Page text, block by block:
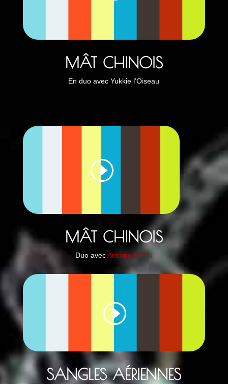
MÂT CHINOIS
En duo avec Yukkie l’Oiseau
MÂT CHINOIS
Duo avecAntoine Hélou
SANGLES AÉRIENNES